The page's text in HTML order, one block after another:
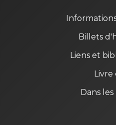
Billets
Liens et
Livre
Dans